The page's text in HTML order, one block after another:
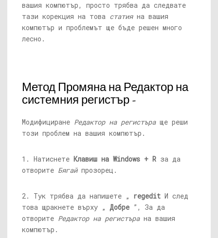
вашия компютър, просто трябва да следвате
тази корекция на това статияна вашия
компютър и проблемът ще бъде решен много
лесно.
Метод Промяна на Редактор на
системния регистър -
Модифициране Редактор на регистъраще реши
този проблем на вашия компютър.
1. Натиснете Клавиш на Windows + R за да
отворите Бягайпрозорец.
2. Тук трябва да напишете „ regedit И след
това щракнете върху „ Добре ”, За да
отворите Редактор на регистърана вашия
компютър.